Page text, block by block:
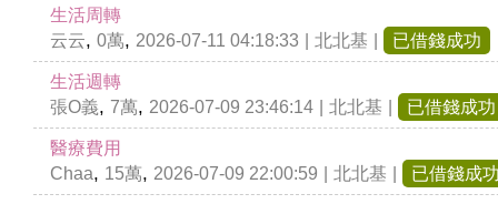
生活周轉
云云, 0萬, 2026-07-11 04:18:33 北北基 已借錢成功
生活週轉
張O義, 7萬, 2026-07-09 23:46:14 北北基 已借錢成功
醫療費用
Chaa, 15萬, 2026-07-09 22:00:59 北北基 已借錢成